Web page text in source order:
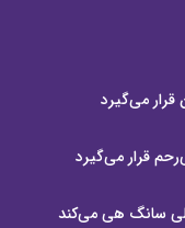
می‌گیرد
قرار می‌گیرد
سانگ هی می‌کند